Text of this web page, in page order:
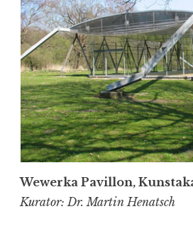
“
Wewerka Pavillon,
Kurator: Dr. Martin Henatsch